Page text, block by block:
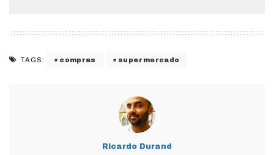
TAGS: compras supermercado
Ricardo Durand